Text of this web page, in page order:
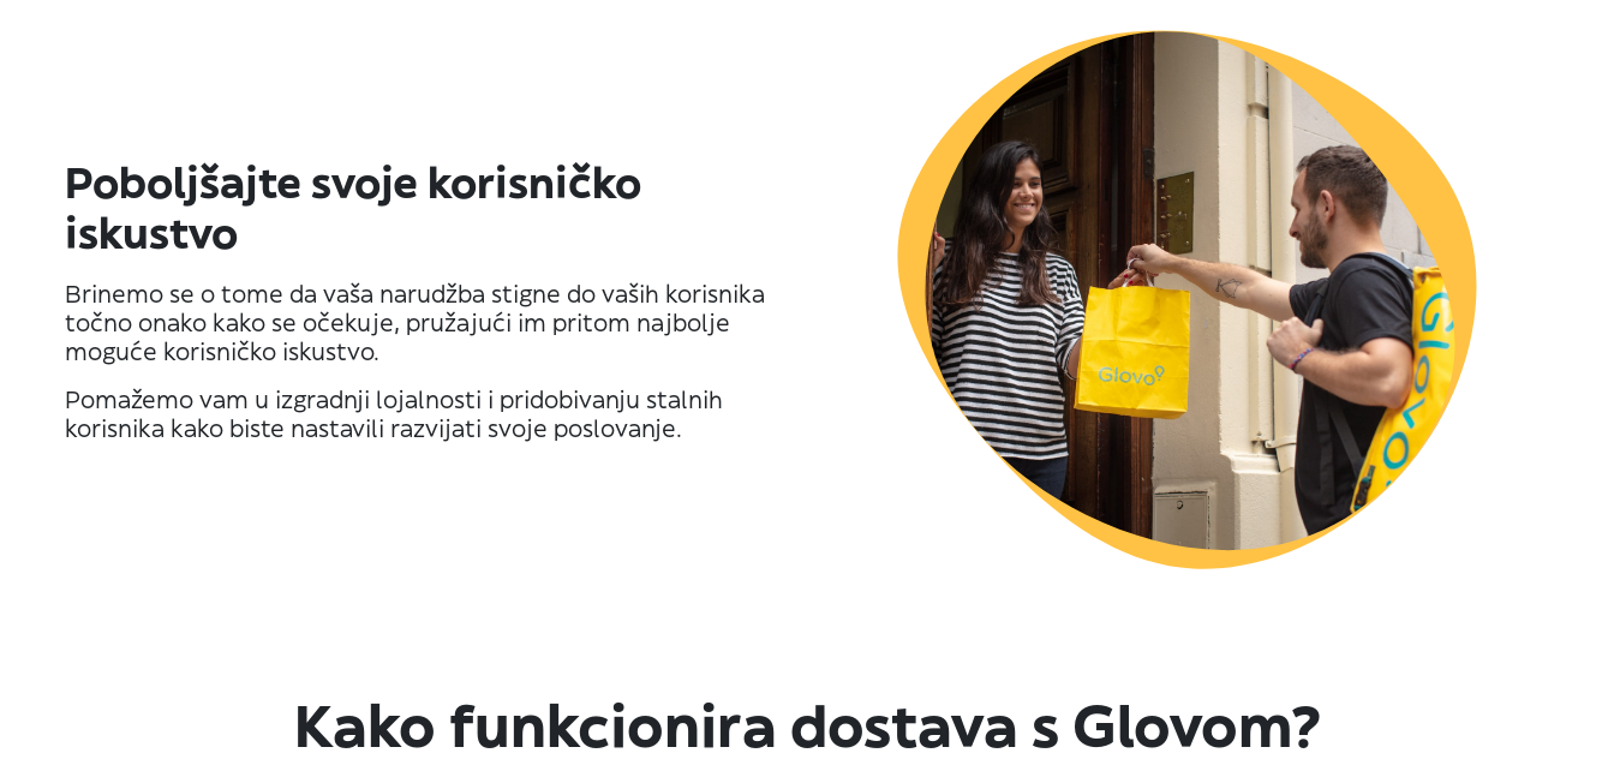
Poboljšajte svoje korisničko
iskustvo
Brinemo se o tome da vaša narudžba stigne do vaših korisnika
točno onako kako se očekuje, pružajući im pritom najbolje
moguće korisničko iskustvo.
Pomažemo vam u izgradnji lojalnosti i pridobivanju stalnih
korisnika kako biste nastavili razvijati svoje poslovanje.
Kako funkcionira dostava s Glovom?